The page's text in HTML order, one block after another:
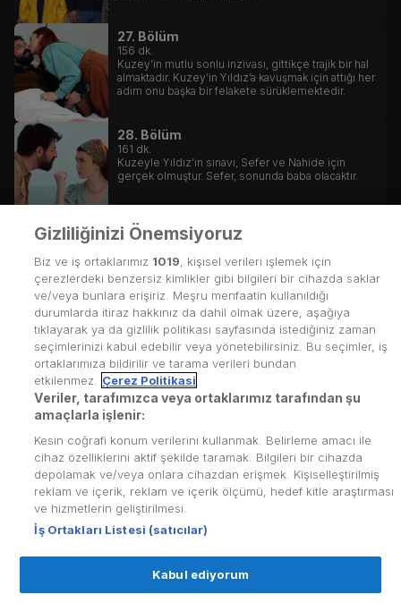
27. Bölüm
156 dk.
Kuzey’in mutlu sonlu inzivası, gittikçe trajik bir hal
almaktadır. Kuzey’in Yıldız’a kavuşmak için attığı her
adım onu başka bir felakete sürüklemektedir.
28. Bölüm
161 dk.
Kuzeyle Yıldız’ın sınavı, Sefer ve Nahide için
gerçek olmuştur. Sefer, sonunda baba olacaktır.
29. Bölüm
Yıldız’la Kuzey, Pamuk sayesinde bir aile
olabildiklerini görmüşlerdir. Bunun, onlar için büyük
bir adım olacağı düşünülürken tabi ki olaylar böyle
gelişmez.
Kullanım Koşulları
Üyelik Sözleşmesi
Kvkk Politikası
Çerez Politikası
© Copyright
puhutv.com Tüm hakları Puhu
Gizliliğinizi Önemsiyoruz
Biz ve iş ortaklarımız 1019 , kişisel verileri işlemek için
çerezlerdeki benzersiz kimlikler gibi bilgileri bir cihazda saklar
ve/veya bunlara erişiriz. Meşru menfaatin kullanıldığı
durumlarda itiraz hakkınız da dahil olmak üzere, aşağıya
tıklayarak ya da gizlilik politikası sayfasında istediğiniz zaman
seçimlerinizi kabul edebilir veya yönetebilirsiniz. Bu seçimler, iş
ortaklarımıza bildirilir ve tarama verileri bundan
etkilenmez.
Çerez Politikasi
Veriler, tarafımızca veya ortaklarımız tarafından şu
amaçlarla işlenir:
Kesin coğrafi konum verilerini kullanmak. Belirleme amacı ile
cihaz özelliklerini aktif şekilde taramak. Bilgileri bir cihazda
depolamak ve/veya onlara cihazdan erişmek. Kişiselleştirilmiş
reklam ve içerik, reklam ve içerik ölçümü, hedef kitle araştırması
ve hizmetlerin geliştirilmesi.
İş Ortakları Listesi (satıcılar)
Kabul ediyorum